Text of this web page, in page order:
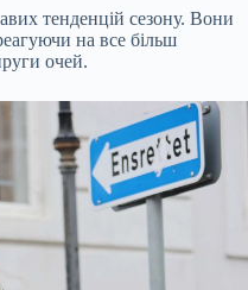
тенденцій сезону. Вони
на все більш
очей.